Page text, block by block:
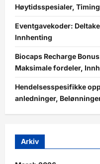
Høytidsspesialer,
Eventgavekoder:
Innhenting
Biocaps Recharge
Maksimale fordeler,
Hendelsesspesifikke
anledninger,
Arkiv